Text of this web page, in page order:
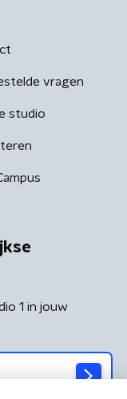
vragen
studio
1 in jouw